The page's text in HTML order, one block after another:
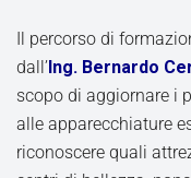
Il percorso di
dall’Ing. Bernardo
scopo di aggiornare i
alle apparecchiature
riconoscere quali